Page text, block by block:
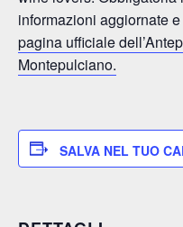
informazioni aggiornate
pagina ufficiale
Montepulciano.
SALVA NEL TUO